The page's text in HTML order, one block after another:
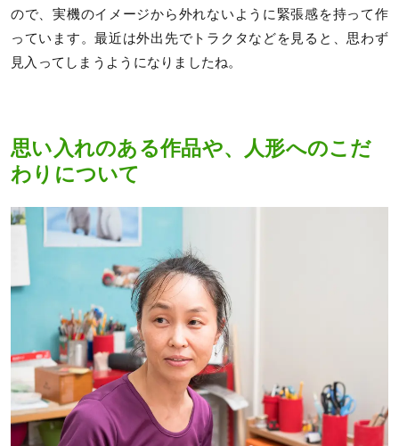
ので、実機のイメージから外れないように緊張感を持って作
っています。最近は外出先でトラクタなどを見ると、思わず
見入ってしまうようになりましたね。
思い入れのある作品や、人形へのこだ
わりについて